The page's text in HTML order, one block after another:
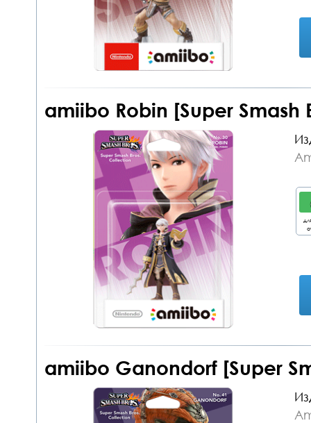
amiibo Robin [Super Smash
amiibo Ganondorf [Super